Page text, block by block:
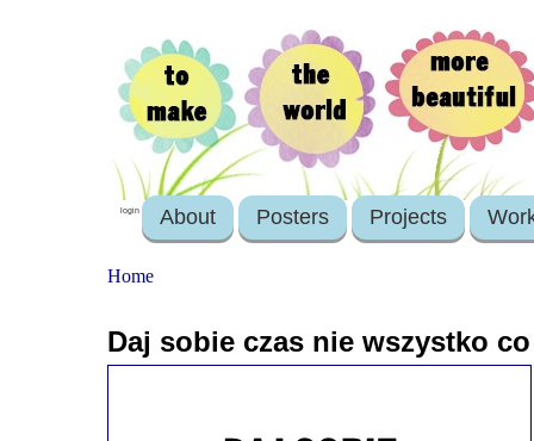
login About Posters Projects
Home
Daj sobie czas nie wszystko